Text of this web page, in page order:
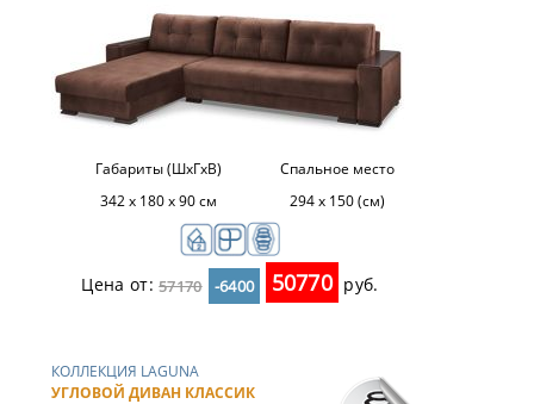
Габариты (ШхГхВ)
342 х 180 х 90 см
Спальное место
294 х 150 (см)
Цена от:57170 -6400 50770 руб.
КОЛЛЕКЦИЯ LAGUNA
УГЛОВОЙ ДИВАН КЛАССИК